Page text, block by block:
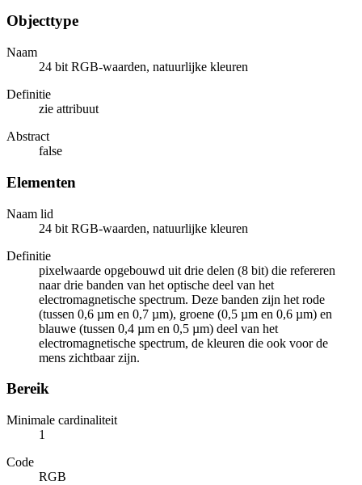
Objecttype
Naam
24 bit RGB-waarden, natuurlijke kleuren
Definitie
zie attribuut
Abstract
false
Elementen
Naam lid
24 bit RGB-waarden, natuurlijke kleuren
Definitie
pixelwaarde opgebouwd uit drie delen (8 bit) die refereren
naar drie banden van het optische deel van het
electromagnetische spectrum. Deze banden zijn het rode
(tussen 0,6 µm en 0,7 µm), groene (0,5 µm en 0,6 µm) en
blauwe (tussen 0,4 µm en 0,5 µm) deel van het
electromagnetische spectrum, de kleuren die ook voor de
mens zichtbaar zijn.
Bereik
Minimale cardinaliteit
1
Code
RGB